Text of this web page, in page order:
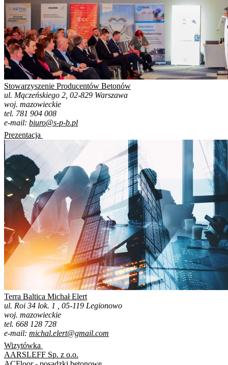
Stowarzyszenie Producentów Betonów
ul. Mączeńskiego 2, 02-829 Warszawa
woj. mazowieckie
tel. 781 904 008
e-mail: biuro@s-p-b.pl
Prezentacja
Terra Baltica Michał Elert
ul. Roi 34 lok. 1 , 05-119 Legionowo
woj. mazowieckie
tel. 668 128 728
e-mail: michal.elert@gmail.com
Wizytówka
AARSLEFF Sp. z o.o.